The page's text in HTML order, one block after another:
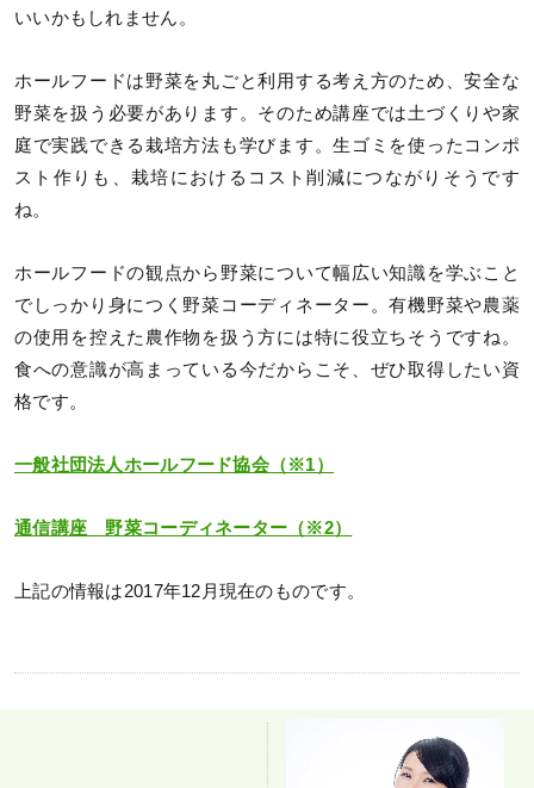
いいかもしれません。
ホールフードは野菜を丸ごと利用する考え方のため、安全な
野菜を扱う必要があります。そのため講座では土づくりや家
庭で実践できる栽培方法も学びます。生ゴミを使ったコンポ
スト作りも、栽培におけるコスト削減につながりそうです
ね。
ホールフードの観点から野菜について幅広い知識を学ぶこと
でしっかり身につく野菜コーディネーター。有機野菜や農薬
の使用を控えた農作物を扱う方には特に役立ちそうですね。
食への意識が高まっている今だからこそ、ぜひ取得したい資
格です。
一般社団法人ホールフード協会（※1）
通信講座 野菜コーディネーター（※2）
上記の情報は2017年12月現在のものです。